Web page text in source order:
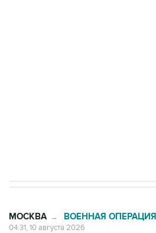
МОСКВА → ВОЕННАЯ
04:31, 10 августа 2026